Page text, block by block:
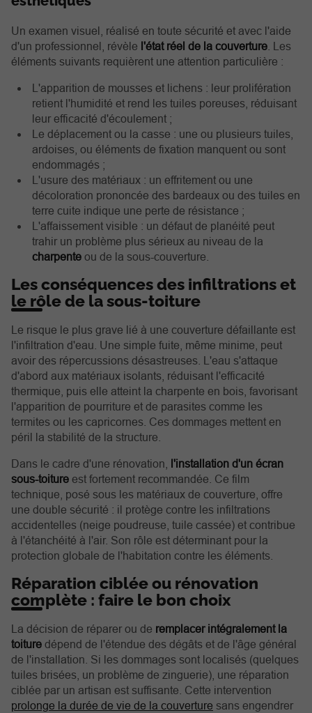
Un examen visuel, réalisé en toute sécurité et avec l'aide
d'un professionnel, révèle l'état réel de la couverture. Les
éléments suivants requièrent une attention particulière :
L'apparition de mousses et lichens : leur prolifération
retient l'humidité et rend les tuiles poreuses, réduisant
leur efficacité d'écoulement ;
Le déplacement ou la casse : une ou plusieurs tuiles,
ardoises, ou éléments de fixation manquent ou sont
endommagés ;
L'usure des matériaux : un effritement ou une
décoloration prononcée des bardeaux ou des tuiles en
terre cuite indique une perte de résistance ;
L'affaissement visible : un défaut de planéité peut
trahir un problème plus sérieux au niveau de la
charpente ou de la sous-couverture.
Les conséquences des infiltrations et
le rôle de la sous-toiture
Le risque le plus grave lié à une couverture défaillante est
l'infiltration d'eau. Une simple fuite, même minime, peut
avoir des répercussions désastreuses. L'eau s'attaque
d'abord aux matériaux isolants, réduisant l'efficacité
thermique, puis elle atteint la charpente en bois, favorisant
l'apparition de pourriture et de parasites comme les
termites ou les capricornes. Ces dommages mettent en
péril la stabilité de la structure.
Dans le cadre d'une rénovation, l'installation d'un écran
sous-toiture est fortement recommandée. Ce film
technique, posé sous les matériaux de couverture, offre
une double sécurité : il protège contre les infiltrations
accidentelles (neige poudreuse, tuile cassée) et contribue
à l'étanchéité à l'air. Son rôle est déterminant pour la
protection globale de l'habitation contre les éléments.
Réparation ciblée ou rénovation
complète : faire le bon choix
La décision de réparer ou de remplacer intégralement la
toiture dépend de l'étendue des dégâts et de l'âge général
de l'installation. Si les dommages sont localisés (quelques
tuiles brisées, un problème de zinguerie), une réparation
ciblée par un artisan est suffisante. Cette intervention
prolonge la durée de vie de la couverture sans engendrer